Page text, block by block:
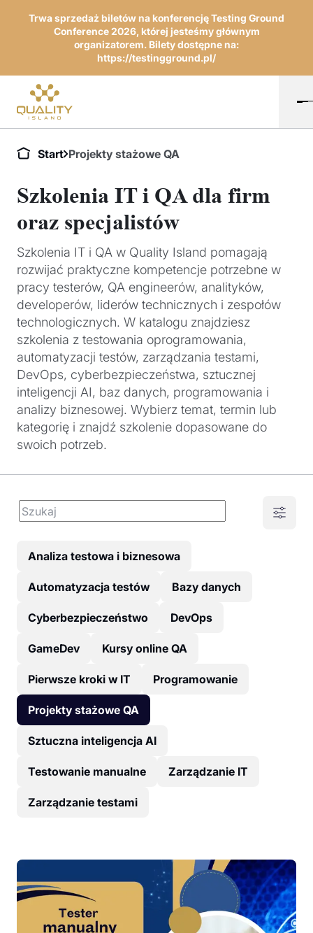
Trwa sprzedaż biletów na konferencję Testing Ground
Conference 2026, której jesteśmy głównym
organizatorem. Bilety dostępne na:
https://testingground.pl/
Start Projekty stażowe QA
Szkolenia IT i QA dla firm
oraz specjalistów
Szkolenia IT i QA w Quality Island pomagają
rozwijać praktyczne kompetencje potrzebne w
pracy testerów, QA engineerów, analityków,
developerów, liderów technicznych i zespołów
technologicznych. W katalogu znajdziesz
szkolenia z testowania oprogramowania,
automatyzacji testów, zarządzania testami,
DevOps, cyberbezpieczeństwa, sztucznej
inteligencji AI, baz danych, programowania i
analizy biznesowej. Wybierz temat, termin lub
kategorię i znajdź szkolenie dopasowane do
swoich potrzeb.
Analiza testowa i biznesowa
Automatyzacja testów Bazy danych
Cyberbezpieczeństwo DevOps
GameDev Kursy online QA
Pierwsze kroki w IT Programowanie
Projekty stażowe QA
Sztuczna inteligencja AI
Testowanie manualne Zarządzanie IT
Zarządzanie testami